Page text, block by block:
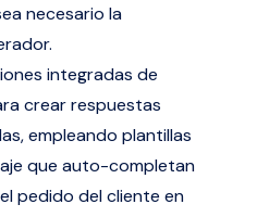
necesario la
integradas de
crear respuestas
empleando plantillas
que auto-completan
pedido del cliente en